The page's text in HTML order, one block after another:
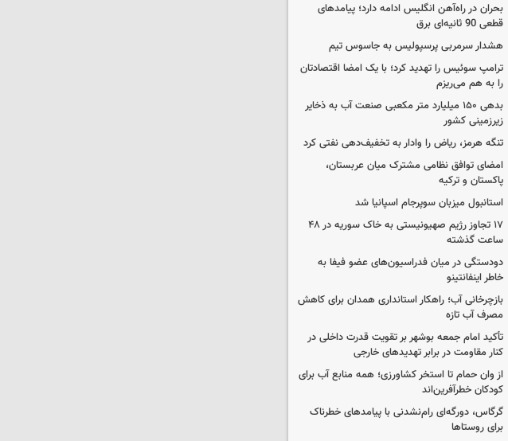
بحران در راه‌آهن انگلیس ادامه دارد؛ پیامدهای
قطعی 90 ثانیه‌ای برق
هشدار سرمربی پرسپولیس به جاسوس تیم
ترامپ سوئیس را تهدید کرد؛ با یک امضا اقتصادتان
را به هم می‌ریزم
بدهی ۱۵۰ میلیارد متر مکعبی صنعت آب به ذخایر
زیرزمینی کشور
تنگه هرمز، ریاض را وادار به تخفیف‌دهی نفتی کرد
امضای توافق نظامی مشترک میان عربستان،
پاکستان و ترکیه
استانبول میزبان سوپرجام اسپانیا شد
۱۷ تجاوز رژیم صهیونیستی به خاک سوریه در ۴۸
ساعت گذشته
دودستگی در میان فدراسیون‌های عضو فیفا به
خاطر اینفانتینو
بازچرخانی آب؛ راهکار استانداری همدان برای کاهش
مصرف آب تازه
تأکید امام جمعه بوشهر بر تقویت قدرت داخلی در
کنار مقاومت در برابر تهدیدهای خارجی
از وان حمام تا استخر کشاورزی؛ همه منابع آب برای
کودکان خطرآفرین‌اند
گرگاس، دورگه‌ای رام‌نشدنی با پیامدهای خطرناک
برای روستاها